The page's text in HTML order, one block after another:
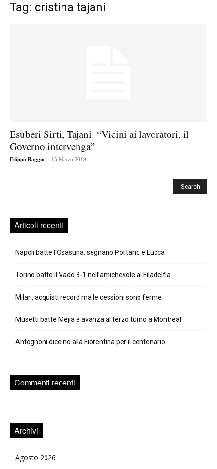
Tag: cristina tajani
Esuberi Sirti, Tajani: “Vicini ai lavoratori, il
Governo intervenga”
Filippo Raggio - 15 Marzo 2019
Articoli recenti
Napoli batte l’Osasuna: segnano Politano e Lucca
Torino batte il Vado 3-1 nell’amichevole al Filadelfia
Milan, acquisti record ma le cessioni sono ferme
Musetti batte Mejia e avanza al terzo turno a Montreal
Antognoni dice no alla Fiorentina per il centenario
Commenti recenti
Archivi
Agosto 2026